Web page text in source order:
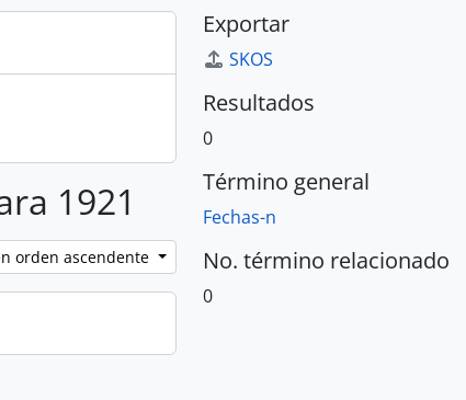
1921
orden ascendente
Exportar
SKOS
Resultados
0
Término general
Fechas-n
No. término relacionado
0